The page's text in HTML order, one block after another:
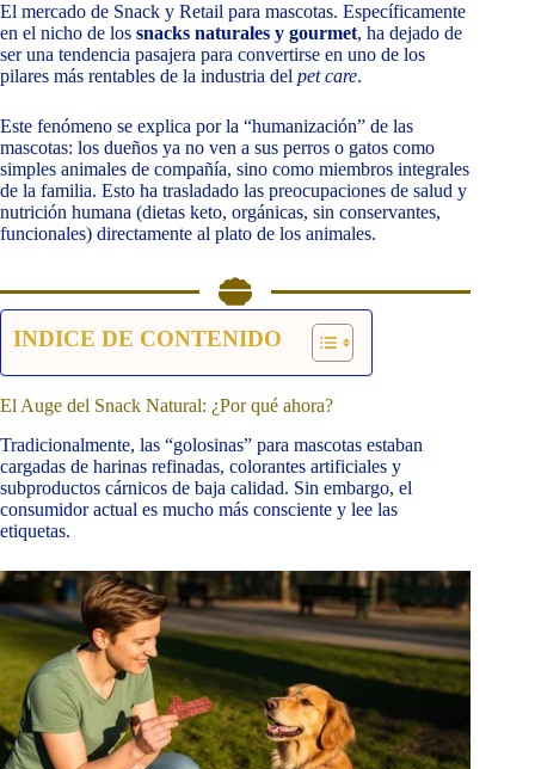
El mercado de Snack y Retail para mascotas. Específicamente
en el nicho de los snacks naturales y gourmet, ha dejado de
ser una tendencia pasajera para convertirse en uno de los
pilares más rentables de la industria del pet care.
Este fenómeno se explica por la “humanización” de las
mascotas: los dueños ya no ven a sus perros o gatos como
simples animales de compañía, sino como miembros integrales
de la familia. Esto ha trasladado las preocupaciones de salud y
nutrición humana (dietas keto, orgánicas, sin conservantes,
funcionales) directamente al plato de los animales.
INDICE DE CONTENIDO
El Auge del Snack Natural: ¿Por qué ahora?
Tradicionalmente, las “golosinas” para mascotas estaban
cargadas de harinas refinadas, colorantes artificiales y
subproductos cárnicos de baja calidad. Sin embargo, el
consumidor actual es mucho más consciente y lee las
etiquetas.